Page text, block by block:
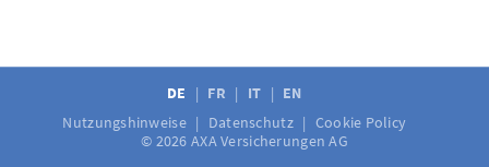
DE FR IT
EN
Nutzungshinweise
Datenschutz
Cookie Policy
© 2026 AXA Versicherungen AG